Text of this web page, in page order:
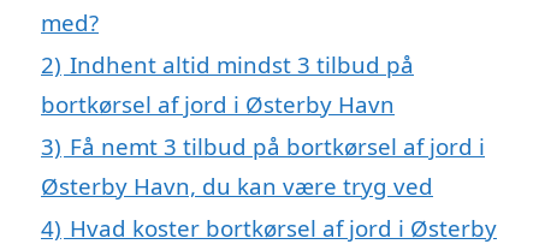
med?
2) Indhent altid mindst 3 tilbud på
bortkørsel af jord i Østerby Havn
3) Få nemt 3 tilbud på bortkørsel af jord i
Østerby Havn, du kan være tryg ved
4) Hvad koster bortkørsel af jord i Østerby